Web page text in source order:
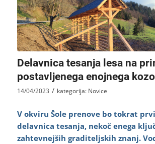
Delavnica tesanja lesa na
postavljenega enojnega
14/04/2023 / kategorija: Novice
V okviru Šole prenove bo tokrat
delavnica tesanja, nekoč enega
zahtevnejših graditeljskih znanj.